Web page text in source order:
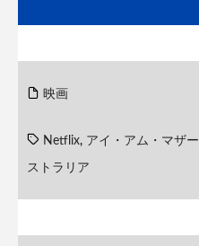
映画
Netflix, アイ・アム・マザー
ストラリア